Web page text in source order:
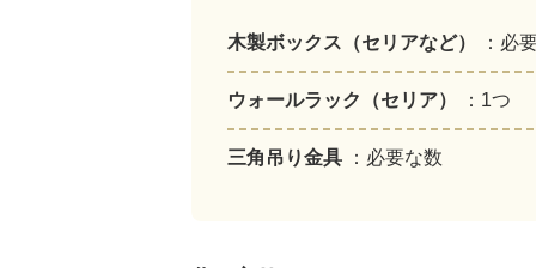
木製ボックス（セリアなど） ：必
ウォールラック（セリア） ：1つ
三角吊り金具 ：必要な数